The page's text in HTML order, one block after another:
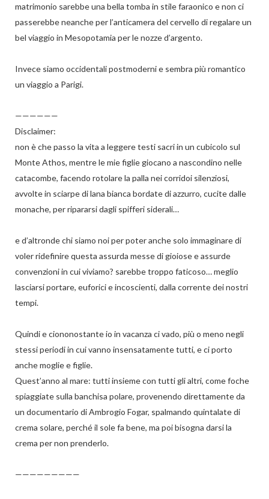
matrimonio sarebbe una bella tomba in stile faraonico e non ci
passerebbe neanche per l’anticamera del cervello di regalare un
bel viaggio in Mesopotamia per le nozze d’argento.
Invece siamo occidentali postmoderni e sembra più romantico
un viaggio a Parigi.
——————
Disclaimer:
non è che passo la vita a leggere testi sacri in un cubicolo sul
Monte Athos, mentre le mie figlie giocano a nascondino nelle
catacombe, facendo rotolare la palla nei corridoi silenziosi,
avvolte in sciarpe di lana bianca bordate di azzurro, cucite dalle
monache, per ripararsi dagli spifferi siderali…
e d’altronde chi siamo noi per poter anche solo immaginare di
voler ridefinire questa assurda messe di gioiose e assurde
convenzioni in cui viviamo? sarebbe troppo faticoso… meglio
lasciarsi portare, euforici e incoscienti, dalla corrente dei nostri
tempi.
Quindi e ciononostante io in vacanza ci vado, più o meno negli
stessi periodi in cui vanno insensatamente tutti, e ci porto
anche moglie e figlie.
Quest’anno al mare: tutti insieme con tutti gli altri, come foche
spiaggiate sulla banchisa polare, provenendo direttamente da
un documentario di Ambrogio Fogar, spalmando quintalate di
crema solare, perché il sole fa bene, ma poi bisogna darsi la
crema per non prenderlo.
—————————